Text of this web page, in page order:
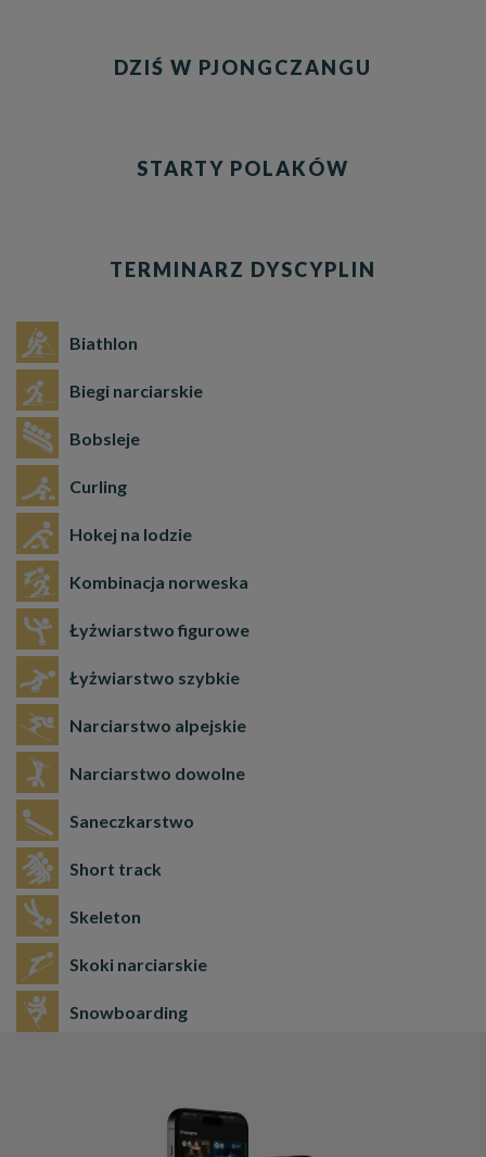
DZIŚ W PJONGCZANGU
STARTY POLAKÓW
TERMINARZ DYSCYPLIN
Biathlon
Biegi narciarskie
Bobsleje
Curling
Hokej na lodzie
Kombinacja norweska
Łyżwiarstwo figurowe
Łyżwiarstwo szybkie
Narciarstwo alpejskie
Narciarstwo dowolne
Saneczkarstwo
Short track
Skeleton
Skoki narciarskie
Snowboarding